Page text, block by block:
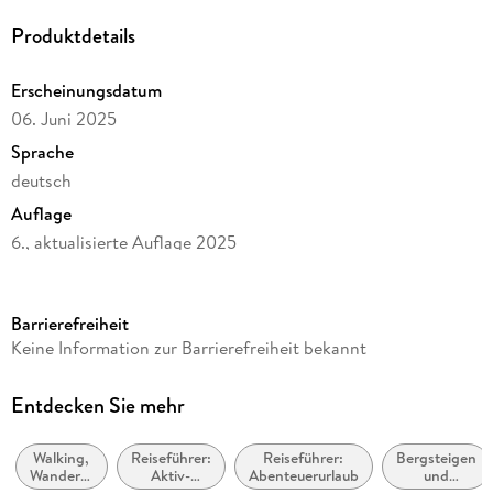
Wissen machen diesen Wanderführer zu einem
Nordens zu Fuß entdecken wollen.
Produktdetails
Erscheinungsdatum
06. Juni 2025
Sprache
deutsch
Auflage
6., aktualisierte Auflage 2025
Reihe
Autor/Autorin
Verlag/Hersteller
Bergverlag Rother
Barrierefreiheit
Keine Information zur Barrierefreiheit bekannt
Entdecken Sie mehr
Walking,
Wandern,
Reiseführer:
Aktiv-
Reiseführer:
Abenteuerurlaub
Bergsteigen
und